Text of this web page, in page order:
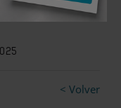
< Volver